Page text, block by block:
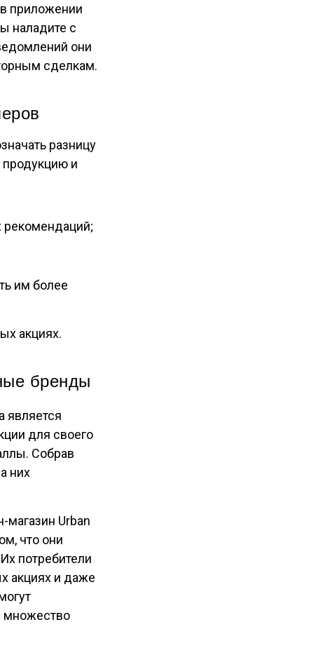
приложении
наладите с
они
сделкам.
разницу
и
рекомендаций;
им более
акциях.
бренды
является
для своего
Собрав
них
магазин Urban
что они
потребители
акциях и даже
множество